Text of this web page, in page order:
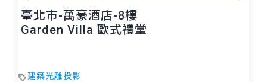
臺北市-萬豪酒店-8樓
Garden Villa 歐式禮堂
建築光雕投影
首頁 事業部